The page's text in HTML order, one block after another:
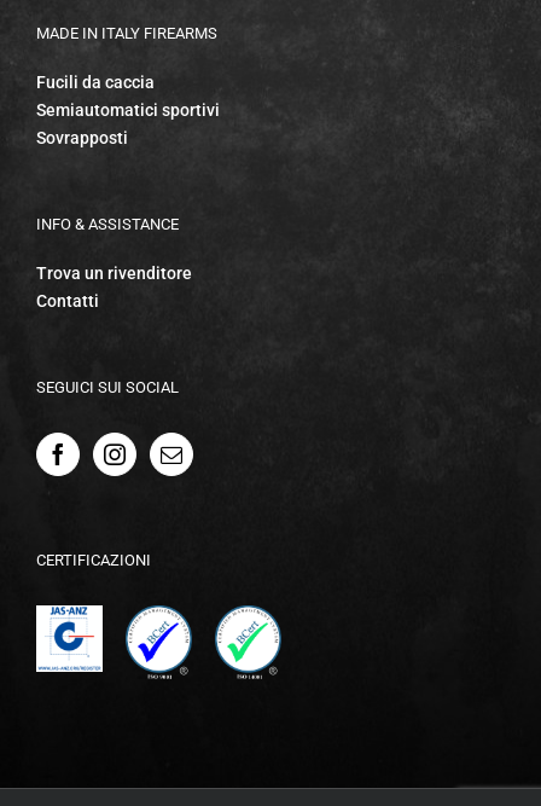
MADE IN ITALY FIREARMS
Fucili da caccia
Semiautomatici sportivi
Sovrapposti
INFO & ASSISTANCE
Trova un rivenditore
Contatti
SEGUICI SUI SOCIAL
CERTIFICAZIONI